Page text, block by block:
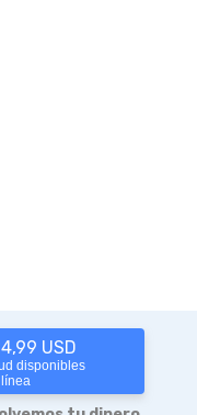
USD
disponibles